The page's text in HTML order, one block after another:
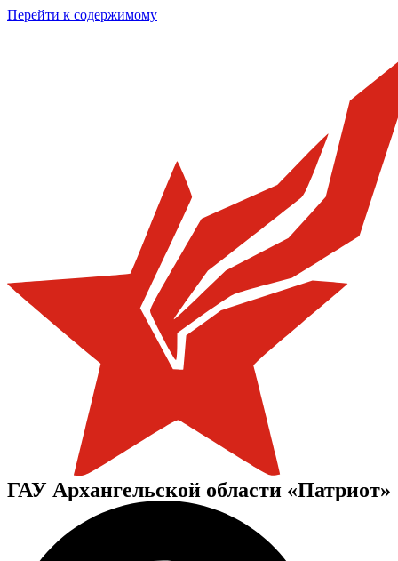
Перейти к содержимому
ГАУ Архангельской области «Патриот»